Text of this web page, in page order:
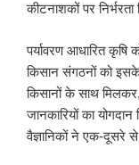
कीटनाशकों पर
पर्यावरण आधारित कृषि
किसान संगठनों को इसके
किसानों के साथ
जानकारियों का
वैज्ञानिकों ने एक-दूसरे